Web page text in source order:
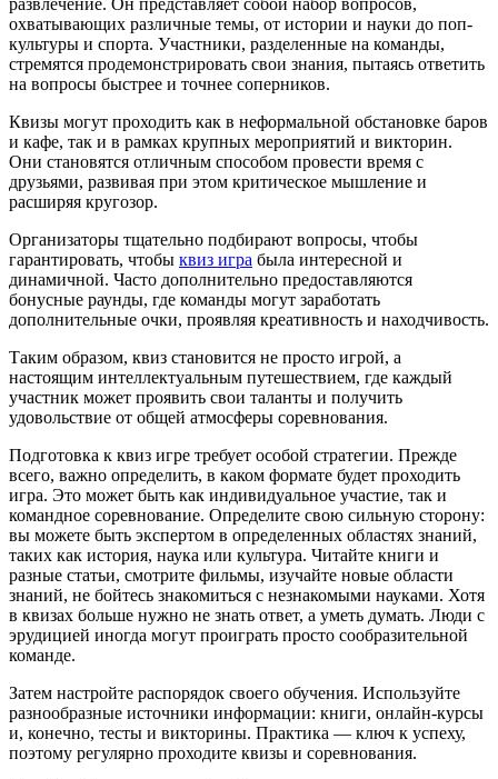
охватывающих различные темы, от истории и науки до поп-
культуры и спорта. Участники, разделенные на команды,
стремятся продемонстрировать свои знания, пытаясь ответить
на вопросы быстрее и точнее соперников.
Квизы могут проходить как в неформальной обстановке баров
и кафе, так и в рамках крупных мероприятий и викторин.
Они становятся отличным способом провести время с
друзьями, развивая при этом критическое мышление и
расширяя кругозор.
Организаторы тщательно подбирают вопросы, чтобы
гарантировать, чтобы квиз игра была интересной и
динамичной. Часто дополнительно предоставляются
бонусные раунды, где команды могут заработать
дополнительные очки, проявляя креативность и находчивость.
Таким образом, квиз становится не просто игрой, а
настоящим интеллектуальным путешествием, где каждый
участник может проявить свои таланты и получить
удовольствие от общей атмосферы соревнования.
Подготовка к квиз игре требует особой стратегии. Прежде
всего, важно определить, в каком формате будет проходить
игра. Это может быть как индивидуальное участие, так и
командное соревнование. Определите свою сильную сторону:
вы можете быть экспертом в определенных областях знаний,
таких как история, наука или культура. Читайте книги и
разные статьи, смотрите фильмы, изучайте новые области
знаний, не бойтесь знакомиться с незнакомыми науками. Хотя
в квизах больше нужно не знать ответ, а уметь думать. Люди с
эрудицией иногда могут проиграть просто сообразительной
команде.
Затем настройте распорядок своего обучения. Используйте
разнообразные источники информации: книги, онлайн-курсы
и, конечно, тесты и викторины. Практика — ключ к успеху,
поэтому регулярно проходите квизы и соревнования.